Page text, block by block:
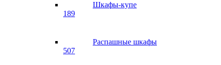
Шкафы-купе
189
Распашные шкафы
507